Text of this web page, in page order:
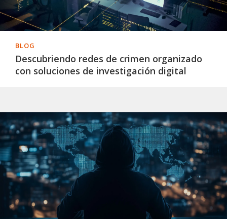
BLOG
Descubriendo redes de crimen organizado
con soluciones de investigación digital